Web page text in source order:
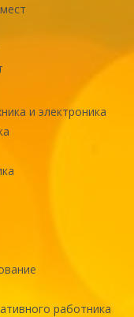
и электроника
работника